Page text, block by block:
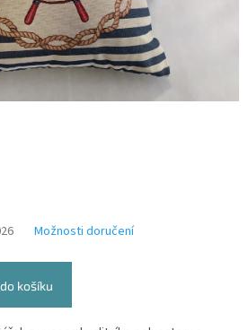
Možnosti doručení
košíku